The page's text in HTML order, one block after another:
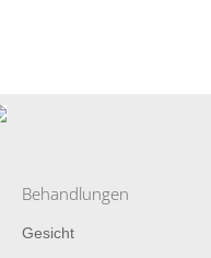
Behandlungen
Gesicht